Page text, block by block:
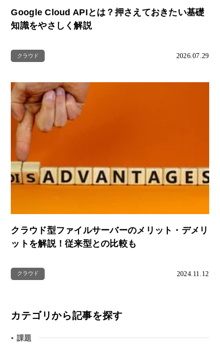
Google Cloud APIとは？押さえておきたい基礎
知識をやさしく解説
クラウド 2026.07.29
クラウド型ファイルサーバーのメリット・デメリ
ットを解説！従来型との比較も
クラウド 2024.11.12
カテゴリから記事を探す
● 課題